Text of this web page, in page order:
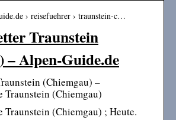
› reisefuehrer › traunstein-c…
Traunstein
– Alpen-Guide.de
(Chiemgau) –
Traunstein (Chiemgau)
Traunstein (Chiemgau) ; Heute.